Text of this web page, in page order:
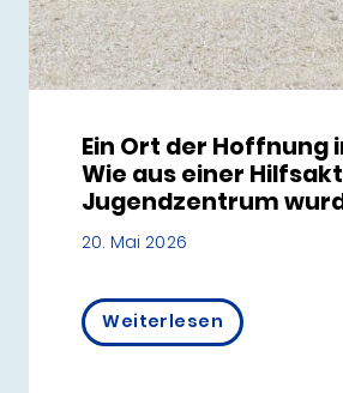
Ein Ort der Hoffnung
Wie aus einer
Jugendzentrum
20. Mai 2026
Weiterlesen